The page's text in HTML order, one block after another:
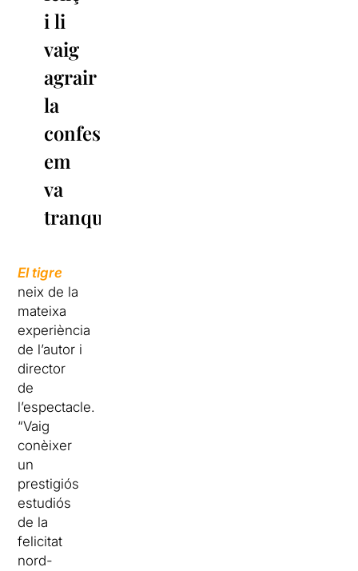
i li
vaig
agrair
la
confessió,
em
va
tranquil·litzar”
El tigre
neix de la
mateixa
experiència
de l’autor i
director
de
l’espectacle.
“Vaig
conèixer
un
prestigiós
estudiós
de la
felicitat
nord-